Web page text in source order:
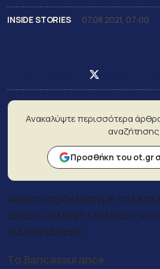
INSIDE STORIES 07.08.2021, 07:00
Ανακαλύψτε περισσότερα
αναζήτησης
Προσθήκη του ot.gr
Ανοικτή πρόκληση με
απαιτεί αλλαγή επιλογών,
συμπεριφορών…
Το Bancassurance